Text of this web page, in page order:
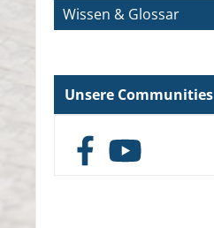
Wissen & Glossar
Unsere Communities
FacebookYouTube